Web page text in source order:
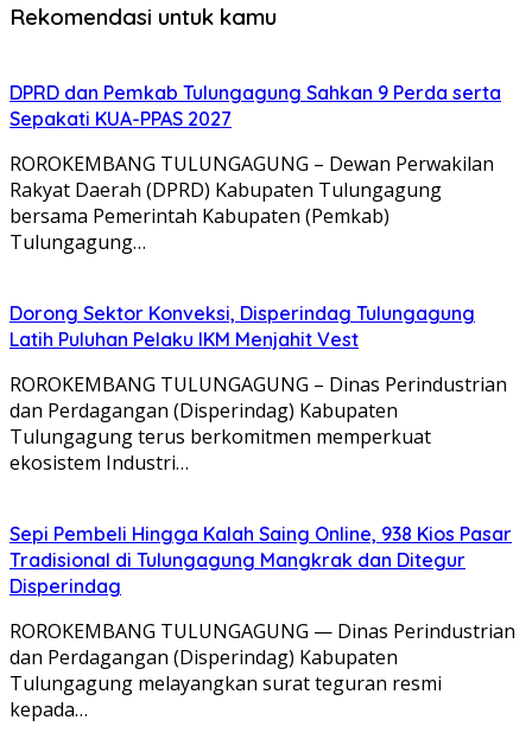
Rekomendasi untuk kamu
DPRD dan Pemkab Tulungagung Sahkan 9 Perda serta
Sepakati KUA-PPAS 2027
ROROKEMBANG TULUNGAGUNG – Dewan Perwakilan
Rakyat Daerah (DPRD) Kabupaten Tulungagung
bersama Pemerintah Kabupaten (Pemkab)
Tulungagung…
Dorong Sektor Konveksi, Disperindag Tulungagung
Latih Puluhan Pelaku IKM Menjahit Vest
​ROROKEMBANG TULUNGAGUNG – Dinas Perindustrian
dan Perdagangan (Disperindag) Kabupaten
Tulungagung terus berkomitmen memperkuat
ekosistem Industri…
Sepi Pembeli Hingga Kalah Saing Online, 938 Kios Pasar
Tradisional di Tulungagung Mangkrak dan Ditegur
Disperindag
ROROKEMBANG TULUNGAGUNG — Dinas Perindustrian
dan Perdagangan (Disperindag) Kabupaten
Tulungagung melayangkan surat teguran resmi
kepada…